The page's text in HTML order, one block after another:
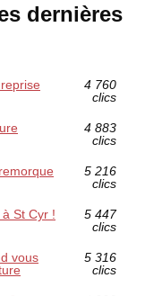
dernières
4 760
clics
4 883
clics
5 216
clics
St Cyr !
5 447
clics
vous
5 316
clics